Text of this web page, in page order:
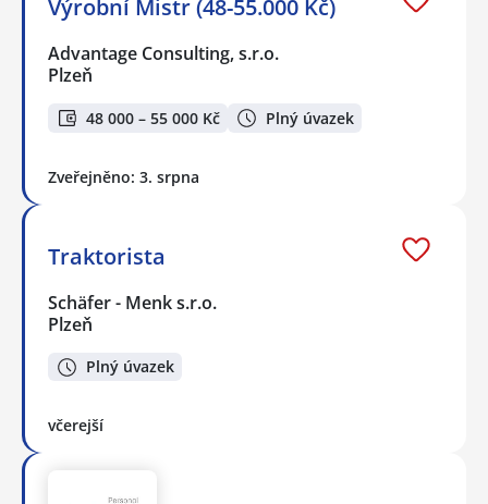
Výrobní Mistr (48-55.000 Kč)
Advantage Consulting, s.r.o.
Plzeň
48 000 – 55 000 Kč Plný úvazek
Zveřejněno: 3. srpna
Traktorista
Schäfer - Menk s.r.o.
Plzeň
Plný úvazek
včerejší